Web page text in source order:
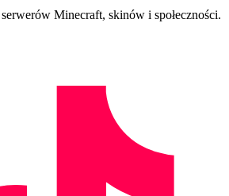
Minecraft, skinów i społeczności.